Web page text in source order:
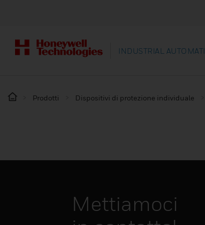
INDUSTRIAL
Prodotti Dispositivi di protezione individuale
Mettiamoci